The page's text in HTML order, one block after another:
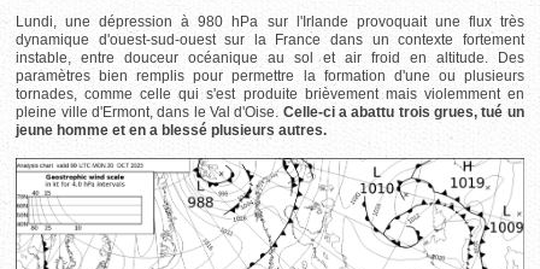
Lundi, une dépression à 980 hPa sur l'Irlande provoquait une flux très
dynamique d'ouest-sud-ouest sur la France dans un contexte fortement
instable, entre douceur océanique au sol et air froid en altitude. Des
paramètres bien remplis pour permettre la formation d'une ou plusieurs
tornades, comme celle qui s'est produite brièvement mais violemment en
pleine ville d'Ermont, dans le Val d'Oise. Celle-ci a abattu trois grues, tué un
jeune homme et en a blessé plusieurs autres.